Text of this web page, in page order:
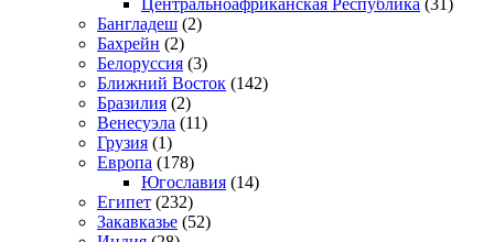
Центральноафриканская Республика (31)
Бангладеш (2)
Бахрейн (2)
Белоруссия (3)
Ближний Восток (142)
Бразилия (2)
Венесуэла (11)
Грузия (1)
Европа (178)
Югославия (14)
Египет (232)
Закавказье (52)